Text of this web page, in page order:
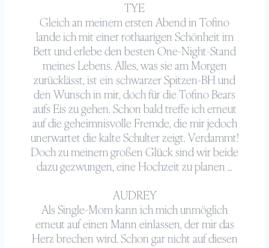
TYE
Gleich an meinem ersten Abend in Tofino
lande ich mit einer rothaarigen Schönheit im
Bett und erlebe den besten One-Night-Stand
meines Lebens. Alles, was sie am Morgen
zurücklässt, ist ein schwarzer Spitzen-BH und
den Wunsch in mir, doch für die Tofino Bears
aufs Eis zu gehen. Schon bald treffe ich erneut
auf die geheimnisvolle Fremde, die mir jedoch
unerwartet die kalte Schulter zeigt. Verdammt!
Doch zu meinem großen Glück sind wir beide
dazu gezwungen, eine Hochzeit zu planen …
AUDREY
Als Single-Mom kann ich mich unmöglich
erneut auf einen Mann einlassen, der mir das
Herz brechen wird. Schon gar nicht auf diesen